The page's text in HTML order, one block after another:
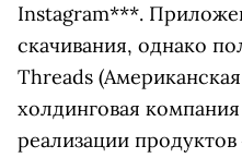
Instagram***.
скачивания, однако
Threads
холдинговая
реализации